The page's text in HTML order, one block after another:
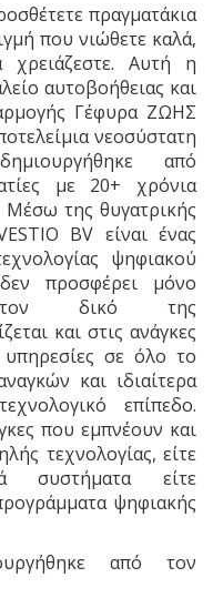
πραγματάκια
που νιώθετε καλά,
Αυτή η
αυτοβοήθειας και
Γέφυρα ΖΩΗΣ
νεοσύστατη
από
με 20+ χρόνια
Μέσω της θυγατρικής
BV είναι ένας
ψηφιακού
προσφέρει μόνο
δικό της
και στις ανάγκες
σε όλο το
και ιδιαίτερα
επίπεδο.
που εμπνέουν και
τεχνολογίας, είτε
συστήματα είτε
ψηφιακής
από τον